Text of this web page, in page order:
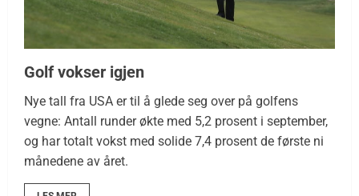
Golf vokser igjen
Nye tall fra USA er til å glede seg over på golfens
vegne: Antall runder økte med 5,2 prosent i september,
og har totalt vokst med solide 7,4 prosent de første ni
månedene av året.